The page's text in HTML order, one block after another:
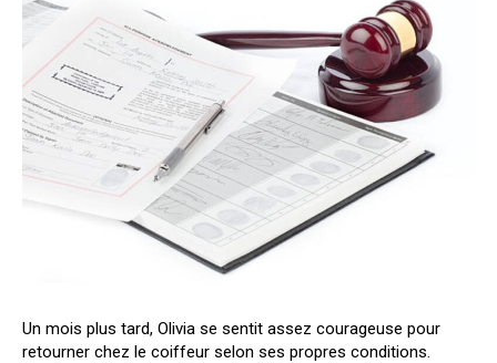
Un mois plus tard, Olivia se sentit assez courageuse pour
retourner chez le coiffeur selon ses propres conditions.